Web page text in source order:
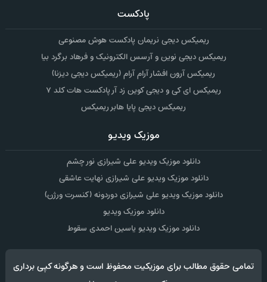
پادکست
ریمیکس دیجی نریمان پادکست هوش مصنوعی
ریمیکس دیجی نوین و آرسس الکترونیک و فرهاد برگرد بیا
ریمیکس آرون افشار آرام آرام (ریمیکس دیجی دیزنا)
ریمیکس ای کی و دیجی کوین زد آر پادکست هات کلد ۷
ریمیکس دیجی پایا هابر ریمیکس
موزیک ویدیو
دانلود موزیک ویدیو علی شیرازی نور چشم
دانلود موزیک ویدیو علی شیرازی نهایت عاشقی
دانلود موزیک ویدیو علی شیرازی دوردونه (کنسرت ورژن)
دانلود موزیک ویدیو
دانلود موزیک ویدیو یاسین احمدی سقوط
تمامی حقوق مطالب برای موزیکیت محفوظ است و هرگونه کپی برداری